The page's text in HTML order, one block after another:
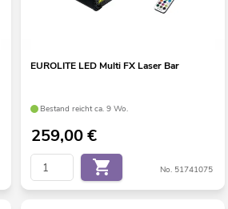
EUROLITE LED Multi FX Laser Bar
Bestand reicht ca. 9 Wo.
259,00€
No. 51741075